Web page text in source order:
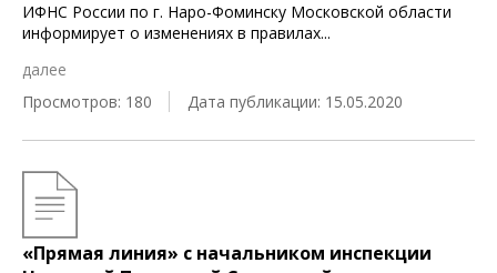
ИФНС России по г. Наро-Фоминску Московской области
информирует о изменениях в правилах...
далее
Просмотров: 180
Дата публикации: 15.05.2020
«Прямая линия» с начальником инспекции